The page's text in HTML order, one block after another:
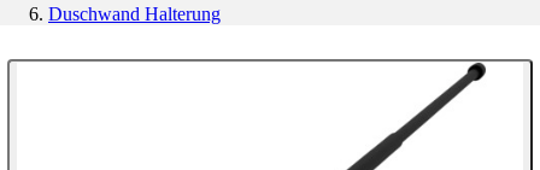
Duschwand Halterung